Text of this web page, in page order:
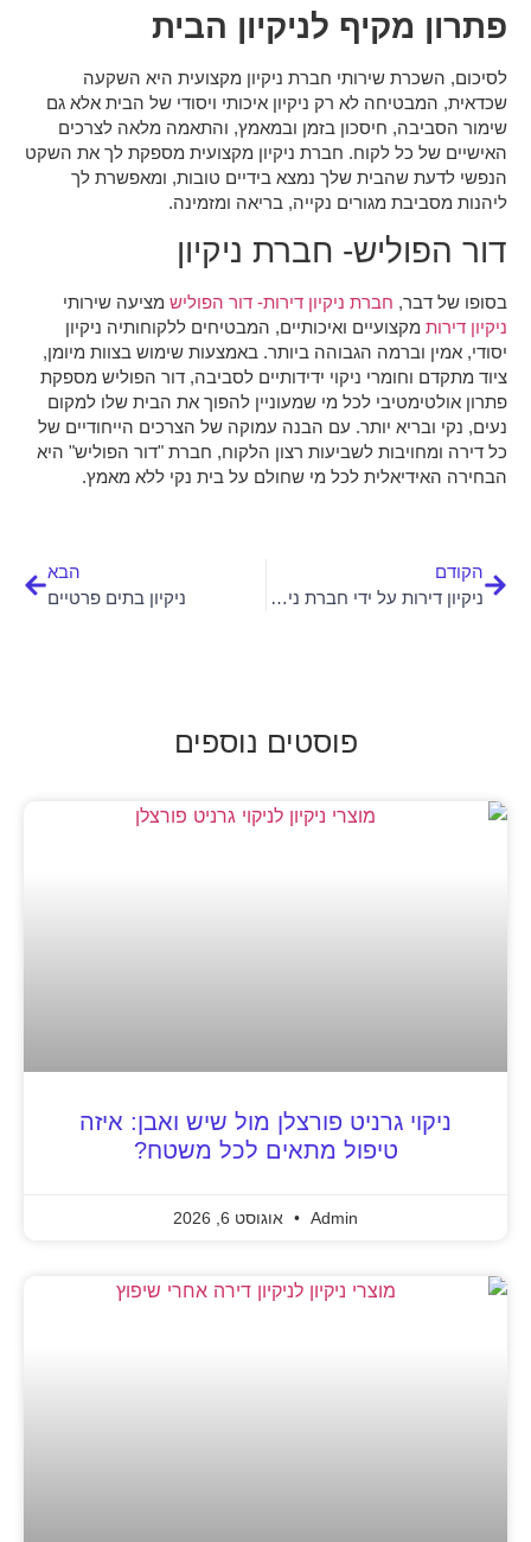
פתרון מקיף לניקיון הבית
לסיכום, השכרת שירותי חברת ניקיון מקצועית היא השקעה
שכדאית, המבטיחה לא רק ניקיון איכותי ויסודי של הבית אלא גם
שימור הסביבה, חיסכון בזמן ובמאמץ, והתאמה מלאה לצרכים
האישיים של כל לקוח. חברת ניקיון מקצועית מספקת לך את השקט
הנפשי לדעת שהבית שלך נמצא בידיים טובות, ומאפשרת לך
ליהנות מסביבת מגורים נקייה, בריאה ומזמינה.
דור הפוליש- חברת ניקיון
בסופו של דבר, חברת ניקיון דירות- דור הפוליש מציעה שירותי
ניקיון דירות מקצועיים ואיכותיים, המבטיחים ללקוחותיה ניקיון
יסודי, אמין וברמה הגבוהה ביותר. באמצעות שימוש בצוות מיומן,
ציוד מתקדם וחומרי ניקוי ידידותיים לסביבה, דור הפוליש מספקת
פתרון אולטימטיבי לכל מי שמעוניין להפוך את הבית שלו למקום
נעים, נקי ובריא יותר. עם הבנה עמוקה של הצרכים הייחודיים של
כל דירה ומחויבות לשביעות רצון הלקוח, חברת "דור הפוליש" היא
הבחירה האידיאלית לכל מי שחולם על בית נקי ללא מאמץ.
הקודם
ניקיון דירות על ידי חברת ניקיון מקצועית
הבא
ניקיון בתים פרטיים
פוסטים נוספים
ניקוי גרניט פורצלן מול שיש ואבן: איזה
טיפול מתאים לכל משטח?
Admin אוגוסט 6, 2026